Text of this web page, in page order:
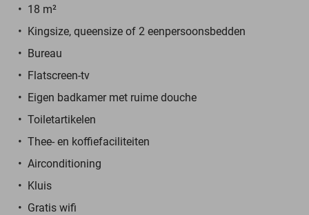
18 m²
Kingsize, queensize of 2 eenpersoonsbedden
Bureau
Flatscreen-tv
Eigen badkamer met ruime douche
Toiletartikelen
Thee- en koffiefaciliteiten
Airconditioning
Kluis
Gratis wifi